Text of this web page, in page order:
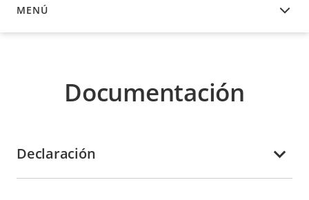
MENÚ
DOCUMENTACIÓN
Documentación
Declaración